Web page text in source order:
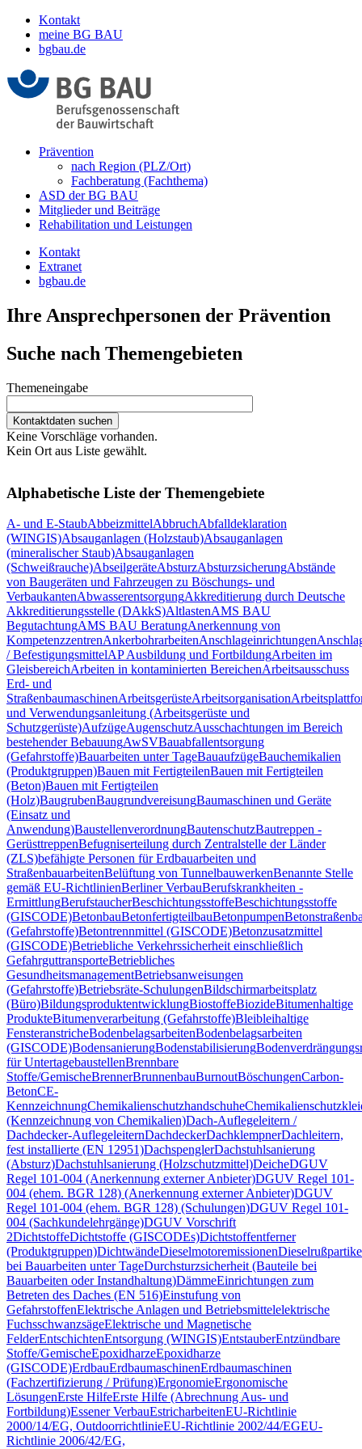
Kontakt
meine BG BAU
bgbau.de
Prävention
nach Region (PLZ/Ort)
Fachberatung (Fachthema)
ASD der BG BAU
Mitglieder und Beiträge
Rehabilitation und Leistungen
Kontakt
Extranet
bgbau.de
Ihre Ansprechpersonen der Prävention
Suche nach Themengebieten
Themeneingabe
Keine Vorschläge vorhanden.
Kein Ort aus Liste gewählt.
Alphabetische Liste der Themengebiete
A- und E-StaubAbbeizmittelAbbruchAbfalldeklaration
(WINGIS)Absauganlagen (Holzstaub)Absauganlagen
(mineralischer Staub)Absauganlagen
(Schweißrauche)AbseilgeräteAbsturzAbsturzsicherungAbstände
von Baugeräten und Fahrzeugen zu Böschungs- und
VerbaukantenAbwasserentsorgungAkkreditierung durch Deutsche
Akkreditierungsstelle (DAkkS)AltlastenAMS BAU
BegutachtungAMS BAU BeratungAnerkennung von
KompetenzzentrenAnkerbohrarbeitenAnschlageinrichtungen
/ BefestigungsmittelAP Ausbildung und FortbildungArbeiten im
GleisbereichArbeiten in kontaminierten BereichenArbeitsausschuss
Erd- und
StraßenbaumaschinenArbeitsgerüsteArbeitsorganisation
und Verwendungsanleitung (Arbeitsgerüste und
Schutzgerüste)AufzügeAugenschutzAusschachtungen im Bereich
bestehender BebauungAwSVBauabfallentsorgung
(Gefahrstoffe)Bauarbeiten unter TageBauaufzügeBauchemikalien
(Produktgruppen)Bauen mit FertigteilenBauen mit Fertigteilen
(Beton)Bauen mit Fertigteilen
(Holz)BaugrubenBaugrundvereisungBaumaschinen und Geräte
(Einsatz und
Anwendung)BaustellenverordnungBautenschutzBautreppen -
GerüsttreppenBefugniserteilung durch Zentralstelle der Länder
(ZLS)befähigte Personen für Erdbauarbeiten und
StraßenbauarbeitenBelüftung von TunnelbauwerkenBenannte Stelle
gemäß EU-RichtlinienBerliner VerbauBerufskrankheiten -
ErmittlungBerufstaucherBeschichtungsstoffeBeschichtungsstoffe
(GISCODE)BetonbauBetonfertigteilbauBetonpumpen
(Gefahrstoffe)Betontrennmittel (GISCODE)Betonzusatzmittel
(GISCODE)Betriebliche Verkehrssicherheit einschließlich
GefahrguttransporteBetriebliches
GesundheitsmanagementBetriebsanweisungen
(Gefahrstoffe)Betriebsräte-SchulungenBildschirmarbeitsplatz
(Büro)BildungsproduktentwicklungBiostoffeBiozideBitumenhaltige
ProdukteBitumenverarbeitung (Gefahrstoffe)Bleibleihaltige
FensteranstricheBodenbelagsarbeitenBodenbelagsarbeiten
(GISCODE)BodensanierungBodenstabilisierung
für UntertagebaustellenBrennbare
Stoffe/GemischeBrennerBrunnenbauBurnoutBöschungenCarbon-
BetonCE-
KennzeichnungChemikalienschutzhandschuhe
(Kennzeichnung von Chemikalien)Dach-Auflegeleitern /
Dachdecker-AuflegeleiternDachdeckerDachklempnerDachleitern,
fest installierte (EN 12951)DachspenglerDachstuhlsanierung
(Absturz)Dachstuhlsanierung (Holzschutzmittel)DeicheDGUV
Regel 101-004 (Anerkennung externer Anbieter)DGUV Regel 101-
004 (ehem. BGR 128) (Anerkennung externer Anbieter)DGUV
Regel 101-004 (ehem. BGR 128) (Schulungen)DGUV Regel 101-
004 (Sachkundelehrgänge)DGUV Vorschrift
2DichtstoffeDichtstoffe (GISCODEs)Dichtstoffentferner
(Produktgruppen)DichtwändeDieselmotoremissionen
bei Bauarbeiten unter TageDurchsturzsicherheit (Bauteile bei
Bauarbeiten oder Instandhaltung)DämmeEinrichtungen zum
Betreten des Daches (EN 516)Einstufung von
GefahrstoffenElektrische Anlagen und Betriebsmittelelektrische
FuchsschwanzsägeElektrische und Magnetische
FelderEntschichtenEntsorgung (WINGIS)EntstauberEntzündbare
Stoffe/GemischeEpoxidharzeEpoxidharze
(GISCODE)ErdbauErdbaumaschinenErdbaumaschinen
(Fachzertifizierung / Prüfung)ErgonomieErgonomische
LösungenErste HilfeErste Hilfe (Abrechnung Aus- und
Fortbildung)Essener VerbauEstricharbeitenEU-Richtlinie
2000/14/EG, OutdoorrichtlinieEU-Richtlinie 2002/44/EGEU-
Richtlinie 2006/42/EG,